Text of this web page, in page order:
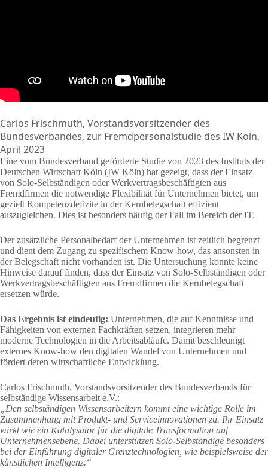
Carlos Frischmuth, Vorstandsvorsitzender des
Bundesverbandes, zur Fremdpersonalstudie des IW Köln,
April 2023
Eine vom Bundesverband geförderte Studie von 2023 des Instituts der
Deutschen Wirtschaft Köln (IW Köln) hat gezeigt, dass der Einsatz
von Solo-Selbständigen oder Werkvertragsbeschäftigten aus
Fremdfirmen die notwendige Flexibilität für Unternehmen bietet, um
gezielt Kompetenzdefizite in der Kernbelegschaft effizient
auszugleichen. Dies ist besonders häufig der Fall im Bereich der IT.
Der zusätzliche Personalbedarf der Unternehmen ist zeitlich begrenzt
und dient dem Zugang zu spezifischem Know-how, das ansonsten in
der Belegschaft nicht vorhanden ist. Die Untersuchung konnte keine
Hinweise darauf finden, dass der Einsatz von Solo-Selbständigen oder
Werkvertragsbeschäftigten aus Fremdfirmen die Kernbelegschaft
ersetzen würde.
Das Ergebnis ist eindeutig: Unternehmen, die auf Kenntnisse und
Fähigkeiten von externen Fachkräften setzen, integrieren mehr
moderne Technologien in die Arbeitsabläufe. Damit beschleunigt
externes Know-how den digitalen Wandel von Unternehmen und
fördert deren wirtschaftliche Entwicklung.
Carlos Frischmuth, Vorstandsvorsitzender des Bundesverbands für
selbständige Wissensarbeit e.V.:
„Den selbständigen Wissensarbeitern kommt eine wichtige Rolle im
Zusammenhang mit Produkt- und Serviceinnovationen zu. Ihr Einsatz
wirkt wie ein Katalysator für die digitale Transformation auf
Unternehmensebene. Dabei unterstützen Solo-Selbständige besonders
bei der Einführung digitaler Grenztechnologien, wie beispielsweise der
künstlichen Intelligenz.“